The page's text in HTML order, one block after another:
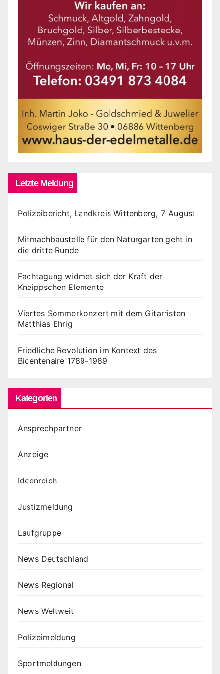
Letzte Meldung
Polizeibericht, Landkreis Wittenberg, 7. August
Mitmachbaustelle für den Naturgarten geht in
die dritte Runde
Fachtagung widmet sich der Kraft der
Kneippschen Elemente
Viertes Sommerkonzert mit dem Gitarristen
Matthias Ehrig
Friedliche Revolution im Kontext des
Bicentenaire 1789-1989
Kategorien
Ansprechpartner
Anzeige
Ideenreich
Justizmeldung
Laufgruppe
News Deutschland
News Regional
News Weltweit
Polizeimeldung
Sportmeldungen